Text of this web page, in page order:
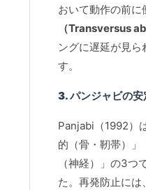
おいて動作の前に
（Transversus
ングに遅延が見ら
す。
3. パンジャビの
Panjabi（1992）
的（骨・靭帯）」
（神経）」の3つ
た。再発防止に